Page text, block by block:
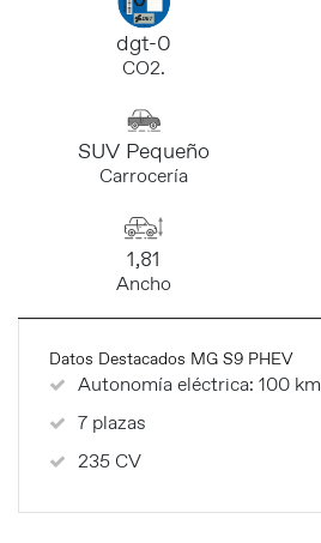
dgt-0
CO2.
SUV Pequeño
Carrocería
1,81
Ancho
Datos Destacados MG S9 PHEV
Autonomía eléctrica: 100 km
7 plazas
235 CV